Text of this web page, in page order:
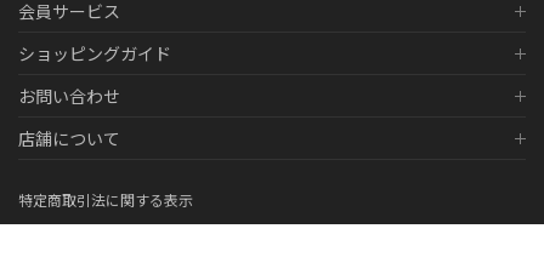
会員サービス
ショッピングガイド
お問い合わせ
店舗について
特定商取引法に関する表示